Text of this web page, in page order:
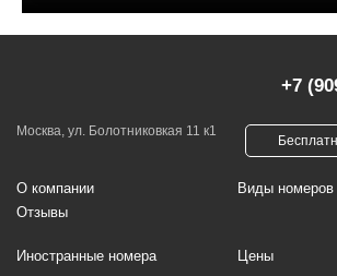
Москва, ул. Болотниковкая 11 к1
О компании
Отзывы
Виды номеров
Иностранные номера Цены
+7